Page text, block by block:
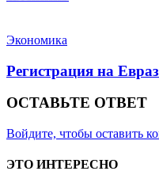
Экономика
Регистрация на
ОСТАВЬТЕ ОТВЕТ
Войдите, чтобы оставить
ЭТО ИНТЕРЕСНО